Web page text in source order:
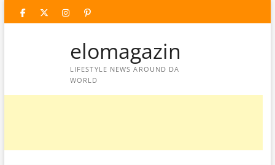
facebooktwitter
instagram
googleplus
pinterest
elomagazin
LIFESTYLE NEWS AROUND DA
WORLD